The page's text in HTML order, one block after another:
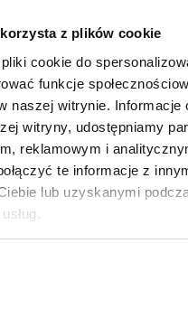
z plików cookie
cookie do
funkcje
naszej witrynie. Informacje
witryny, udostępniamy
reklamowym i
te informacje z
lub uzyskanymi